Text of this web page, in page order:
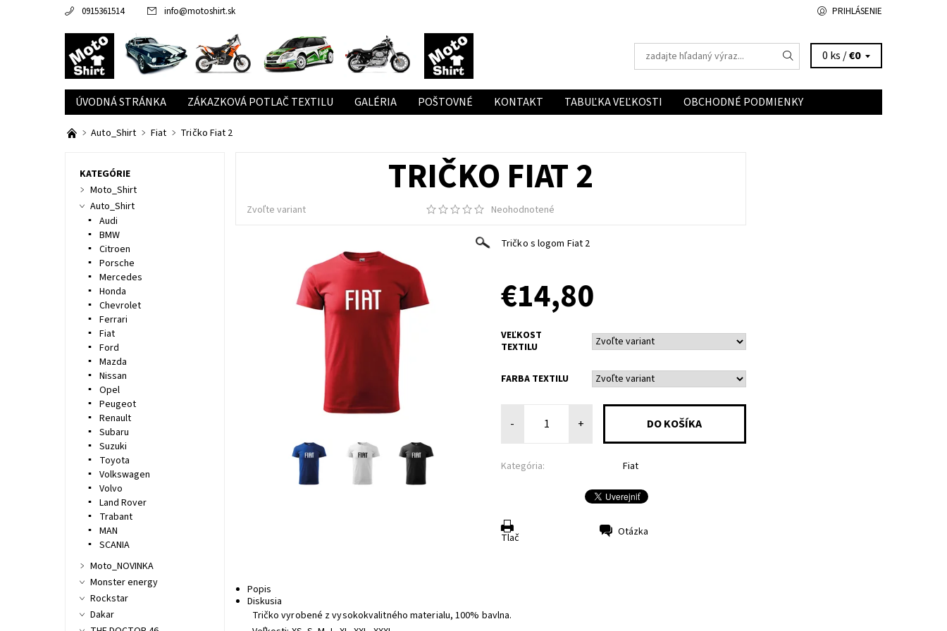
0915361514 info@motoshirt.sk PRIHLÁSENIE
0 ks /€0
ÚVODNÁ STRÁNKA ZÁKAZKOVÁ POTLAČ TEXTILU GALÉRIA POŠTOVNÉ KONTAKT TABUĽKA VEĽKOSTI OBCHODNÉ PODMIENKY
Auto_Shirt Fiat Tričko Fiat 2
TRIČKO FIAT 2
Zvoľte variant Neohodnotené
Tričko s logom Fiat 2
€14,80
VEĽKOST
TEXTILU
FARBA TEXTILU
- +
Kategória: Fiat
Tlač Otázka
Popis
Diskusia
Tričko vyrobené z vysokokvalitného materialu, 100% bavlna.
KATEGÓRIE
Moto_Shirt
Auto_Shirt
Audi
BMW
Citroen
Porsche
Mercedes
Honda
Chevrolet
Ferrari
Fiat
Ford
Mazda
Nissan
Opel
Peugeot
Renault
Subaru
Suzuki
Toyota
Volkswagen
Volvo
Land Rover
Trabant
MAN
SCANIA
Moto_NOVINKA
Monster energy
Rockstar
Dakar